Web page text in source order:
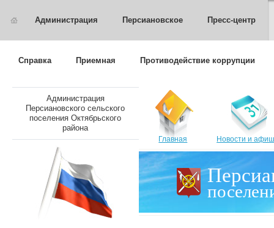
Администрация Персиановское Пресс-центр
Справка Приемная Противодействие коррупции
Администрация
Персиановского сельского
поселения Октябрьского
района
Главная Новости и